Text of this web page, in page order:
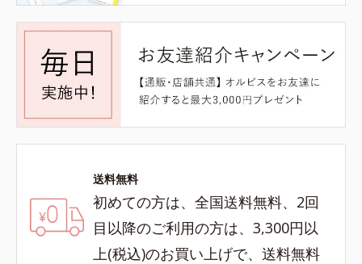
送料無料
初めての方は、全国送料無料、2回
目以降のご利用の方は、3,300円以
上(税込)のお買い上げで、送料無料